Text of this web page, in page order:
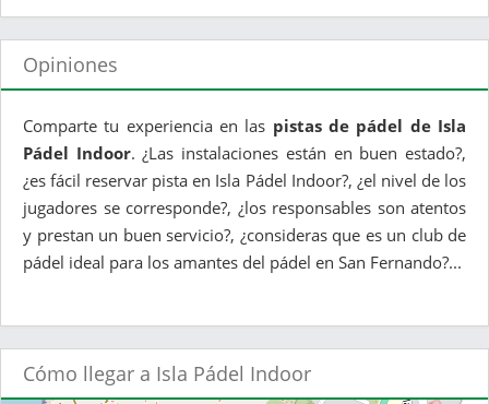
Opiniones
Comparte tu experiencia en las pistas de pádel de Isla
Pádel Indoor. ¿Las instalaciones están en buen estado?,
¿es fácil reservar pista en Isla Pádel Indoor?, ¿el nivel de los
jugadores se corresponde?, ¿los responsables son atentos
y prestan un buen servicio?, ¿consideras que es un club de
pádel ideal para los amantes del pádel en San Fernando?...
Cómo llegar a Isla Pádel Indoor